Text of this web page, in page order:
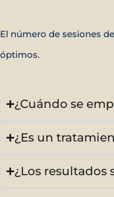
El número de sesiones
óptimos.
¿Cuándo se
¿Es un
¿Los resultados